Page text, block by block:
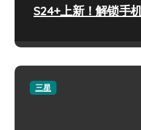
S24+上新！解锁手
三星